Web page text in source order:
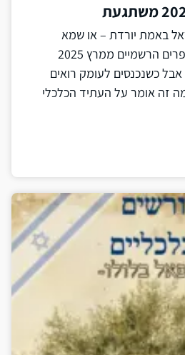
באמת יורדת – או שמא
מדובר באשליה? המספרים הרשמיים ממרץ 2025
אבל כשנכנסים לעומק רואים
זה אומר על העתיד הכלכלי